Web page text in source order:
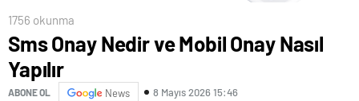
1756 okunma
Sms Onay Nedir ve Mobil Onay Nasıl
Yapılır
ABONE OL News 8 Mayıs 2026 15:46